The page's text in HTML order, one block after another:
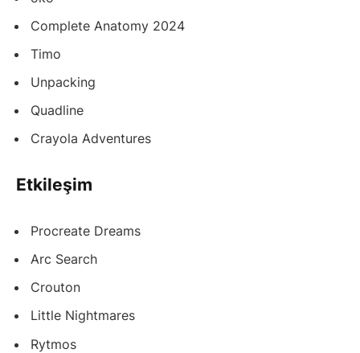
Complete Anatomy 2024
Timo
Unpacking
Quadline
Crayola Adventures
Etkileşim
Procreate Dreams
Arc Search
Crouton
Little Nightmares
Rytmos